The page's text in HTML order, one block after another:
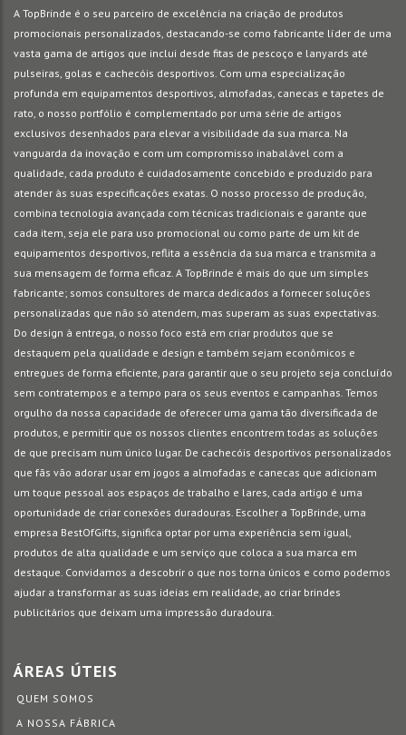
A TopBrinde é o seu parceiro de excelência na criação de produtos
promocionais personalizados, destacando-se como fabricante líder de uma
vasta gama de artigos que inclui desde fitas de pescoço e lanyards até
pulseiras, golas e cachecóis desportivos. Com uma especialização
profunda em equipamentos desportivos, almofadas, canecas e tapetes de
rato, o nosso portfólio é complementado por uma série de artigos
exclusivos desenhados para elevar a visibilidade da sua marca. Na
vanguarda da inovação e com um compromisso inabalável com a
qualidade, cada produto é cuidadosamente concebido e produzido para
atender às suas especificações exatas. O nosso processo de produção,
combina tecnologia avançada com técnicas tradicionais e garante que
cada item, seja ele para uso promocional ou como parte de um kit de
equipamentos desportivos, reflita a essência da sua marca e transmita a
sua mensagem de forma eficaz. A TopBrinde é mais do que um simples
fabricante; somos consultores de marca dedicados a fornecer soluções
personalizadas que não só atendem, mas superam as suas expectativas.
Do design à entrega, o nosso foco está em criar produtos que se
destaquem pela qualidade e design e também sejam econômicos e
entregues de forma eficiente, para garantir que o seu projeto seja concluído
sem contratempos e a tempo para os seus eventos e campanhas. Temos
orgulho da nossa capacidade de oferecer uma gama tão diversificada de
produtos, e permitir que os nossos clientes encontrem todas as soluções
de que precisam num único lugar. De cachecóis desportivos personalizados
que fãs vão adorar usar em jogos a almofadas e canecas que adicionam
um toque pessoal aos espaços de trabalho e lares, cada artigo é uma
oportunidade de criar conexões duradouras. Escolher a TopBrinde, uma
empresa BestOfGifts, significa optar por uma experiência sem igual,
produtos de alta qualidade e um serviço que coloca a sua marca em
destaque. Convidamos a descobrir o que nos torna únicos e como podemos
ajudar a transformar as suas ideias em realidade, ao criar brindes
publicitários que deixam uma impressão duradoura.
ÁREAS ÚTEIS
QUEM SOMOS
A NOSSA FÁBRICA